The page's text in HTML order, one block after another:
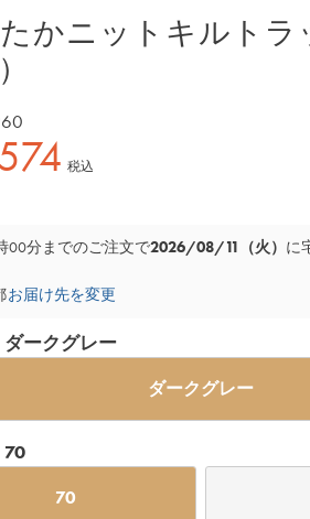
かニットキルトラ
税込
00分までのご注文で2026/08/11（火） に
お届け先を変更
ダークグレー
ダークグレー
70
70